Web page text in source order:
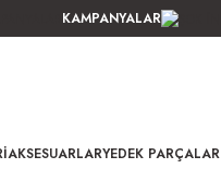
KAMPANYALAR
AKSESUARLARYEDEK PARÇALAR